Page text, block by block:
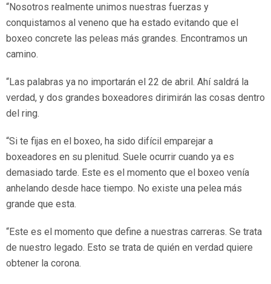
“Nosotros realmente unimos nuestras fuerzas y
conquistamos al veneno que ha estado evitando que el
boxeo concrete las peleas más grandes. Encontramos un
camino.
“Las palabras ya no importarán el 22 de abril. Ahí saldrá la
verdad, y dos grandes boxeadores dirimirán las cosas dentro
del ring.
“Si te fijas en el boxeo, ha sido difícil emparejar a
boxeadores en su plenitud. Suele ocurrir cuando ya es
demasiado tarde. Este es el momento que el boxeo venía
anhelando desde hace tiempo. No existe una pelea más
grande que esta.
“Este es el momento que define a nuestras carreras. Se trata
de nuestro legado. Esto se trata de quién en verdad quiere
obtener la corona.